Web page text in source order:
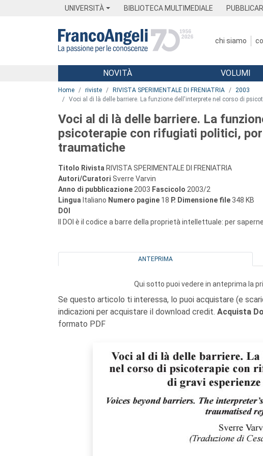
UNIVERSITÀ BIBLIOTECA MULTIMEDIALE
chi siamo
Menu
NOVITÀ VOLUMI
Home riviste RIVISTA SPERIMENTALE DI FRENIATRIA
2003
Voci al di là delle barriere. La funzione dell'interprete nel corso di
Voci al di là delle barriere. La
psicoterapie con rifugiati politici,
traumatiche
Titolo Rivista RIVISTA SPERIMENTALE DI FRENIATRIA
Autori/Curatori Sverre Varvin
Anno di pubblicazione 2003 Fascicolo 2003/2
Lingua Italiano Numero pagine 18 P. Dimensione file 348 KB
DOI
Il DOI è il codice a barre della proprietà intellettuale: per
ANTEPRIMA
Qui sotto puoi vedere in anteprima la
Se questo articolo ti interessa, lo puoi acquistare (e
indicazioni per acquistare il download credit. Acquista
formato PDF